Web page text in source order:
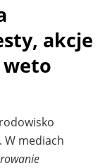
akcje
W mediach